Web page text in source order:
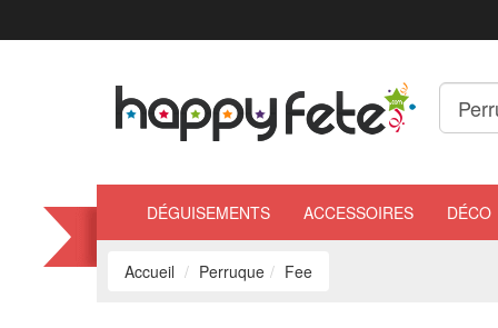
DÉGUISEMENTS ACCESSOIRES DÉCO
Accueil Perruque Fee